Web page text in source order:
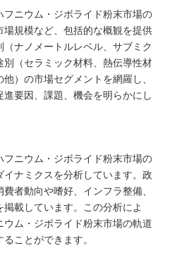
ニウム・ジボライド粉末市場の
規模など、包括的な概観を提供
ナノメートルレベル、サブミク
別（セラミック材料、熱伝導性材
）の市場セグメントを網羅し、
要因、課題、機会を明らかにし
ニウム・ジボライド粉末市場の
ナミクスを分析しています。政
者動向や嗜好、インフラ整備、
載しています。この分析によ
ウム・ジボライド粉末市場の軌道
ことができます。